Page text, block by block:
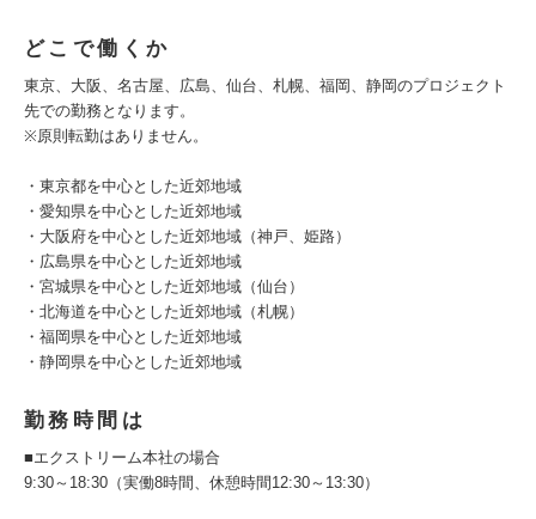
どこで働くか
東京、大阪、名古屋、広島、仙台、札幌、福岡、静岡のプロジェクト
先での勤務となります。
※原則転勤はありません。
・東京都を中心とした近郊地域
・愛知県を中心とした近郊地域
・大阪府を中心とした近郊地域（神戸、姫路）
・広島県を中心とした近郊地域
・宮城県を中心とした近郊地域（仙台）
・北海道を中心とした近郊地域（札幌）
・福岡県を中心とした近郊地域
・静岡県を中心とした近郊地域
勤務時間は
■エクストリーム本社の場合
9:30～18:30（実働8時間、休憩時間12:30～13:30）